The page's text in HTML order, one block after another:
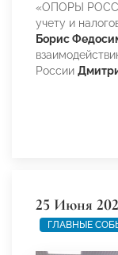
«ОПОРЫ
учету и
Борис
России
25 Июня
ГЛАВНЫЕ